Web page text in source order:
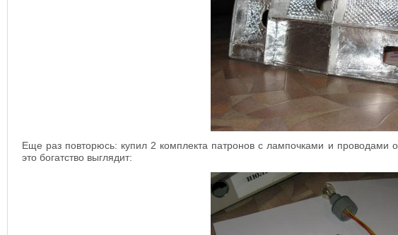
Еще раз повторюсь: купил 2 комплекта патронов с лампочками и проводами
это богатство выглядит: